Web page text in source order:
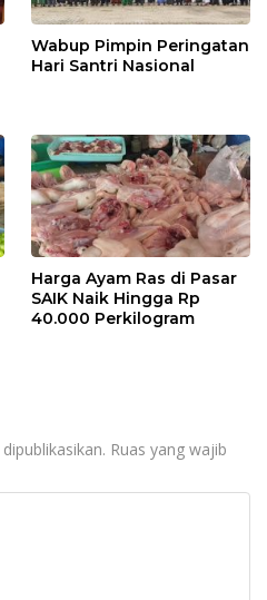
Wabup Pimpin Peringatan
Hari Santri Nasional
Harga Ayam Ras di Pasar
SAIK Naik Hingga Rp
40.000 Perkilogram
Ruas yang wajib